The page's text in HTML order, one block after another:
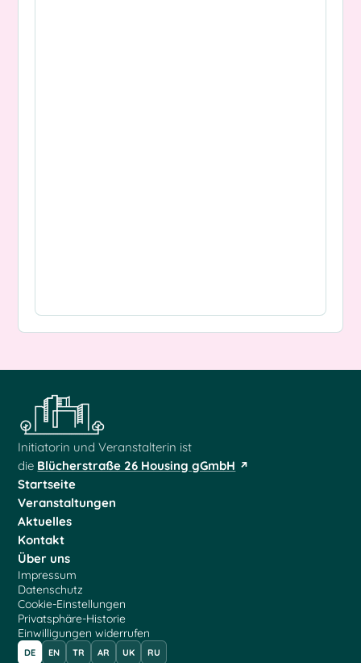
Initiatorin und Veranstalterin ist
die Blücherstraße 26 Housing gGmbH
Startseite
Veranstaltungen
Aktuelles
Kontakt
Über uns
Impressum
Datenschutz
Cookie-Einstellungen
Privatsphäre-Historie
Einwilligungen widerrufen
DE EN TR AR UK RU